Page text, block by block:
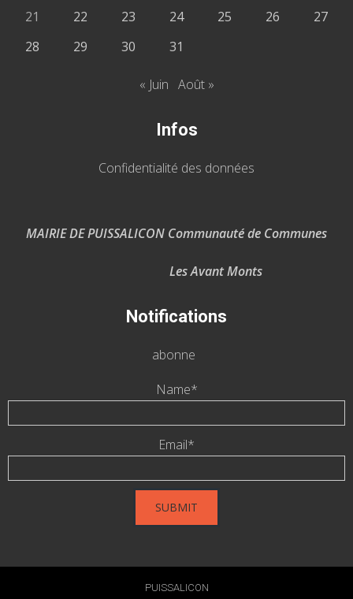
21
22 23 24 25 26
27
28
29 30 31
« Juin Août »
Infos
Confidentialité des données
MAIRIE DE PUISSALICON Communauté de Communes
Les Avant Monts
Notifications
abonne
Name*
Email*
PUISSALICON